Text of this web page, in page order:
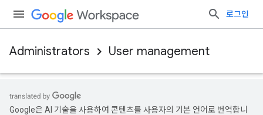
로그인
Administrators User management
Google은 AI 기술을 사용하여 콘텐츠를 사용자의 기본 언어로 번역합니